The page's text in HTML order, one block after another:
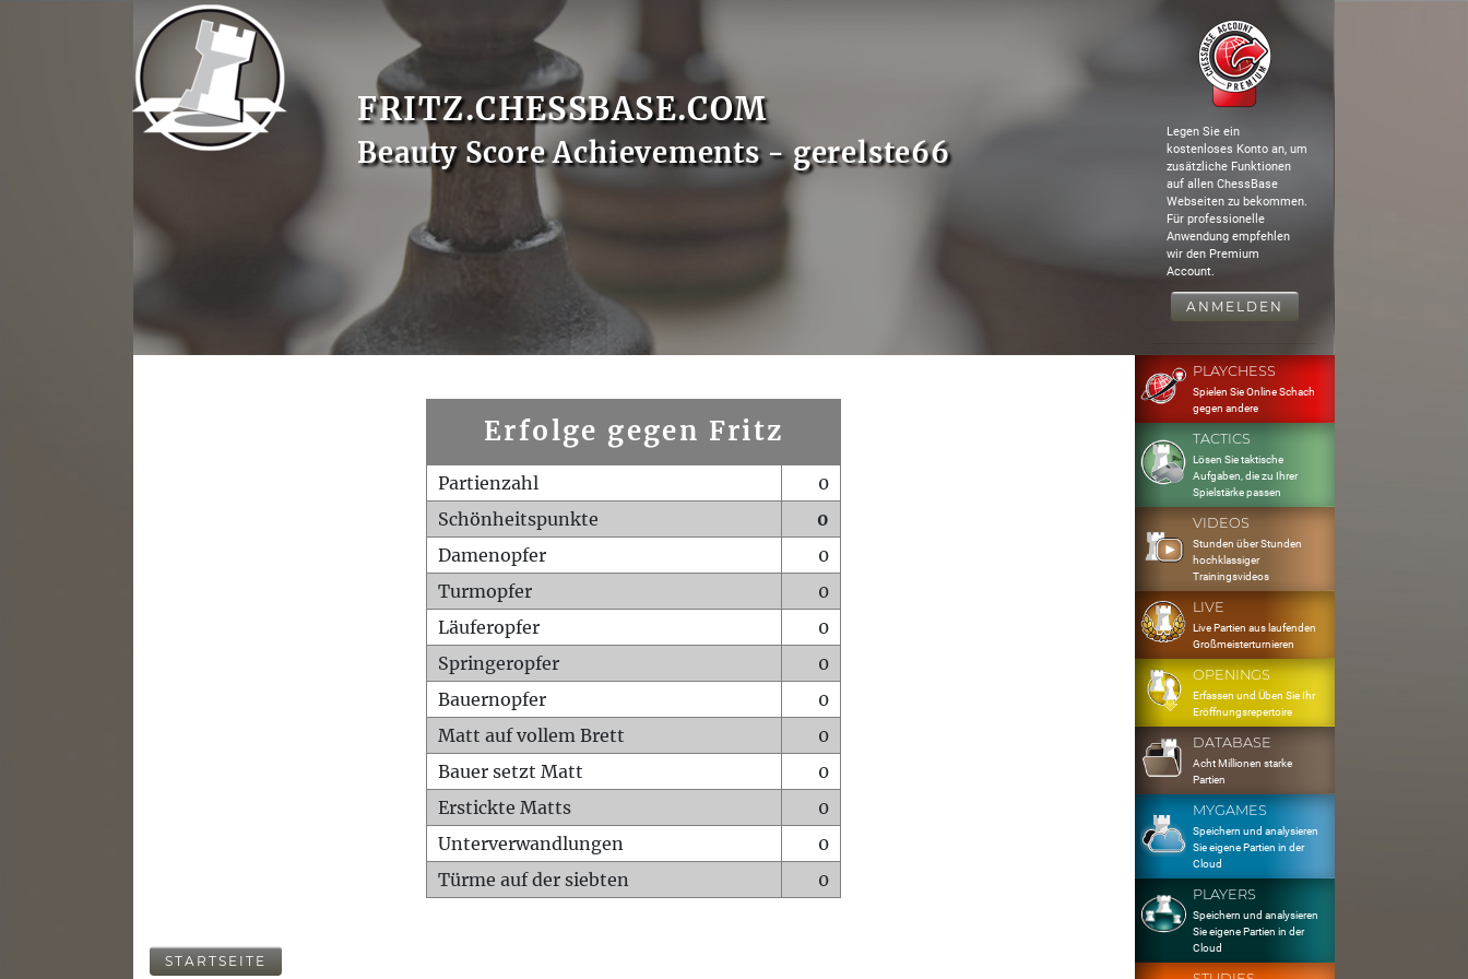
FRITZ.CHESSBASE.COM
Beauty Score Achievements - gerelste66
Legen Sie ein
kostenloses Konto an, um
zusätzliche Funktionen
auf allen ChessBase
Webseiten zu bekommen.
Für professionelle
Anwendung empfehlen
wir den Premium
Account.
ANMELDEN
Erfolge gegen Fritz
Partienzahl
0
Schönheitspunkte
0
Damenopfer
0
Turmopfer
0
Läuferopfer
0
Springeropfer
0
Bauernopfer
0
Matt auf vollem Brett
0
Bauer setzt Matt
0
Erstickte Matts
0
Unterverwandlungen
0
Türme auf der siebten
0
STARTSEITE
PLAYCHESS
Spielen Sie Online Schach
gegen andere
TACTICS
Lösen Sie taktische
Aufgaben, die zu Ihrer
Spielstärke passen
VIDEOS
Stunden über Stunden
hochklassiger
Trainingsvideos
LIVE
Live Partien aus laufenden
Großmeisterturnieren
OPENINGS
Erfassen und Üben Sie Ihr
Eröffnungsrepertoire
DATABASE
Acht Millionen starke
Partien
MYGAMES
Speichern und analysieren
Sie eigene Partien in der
Cloud
PLAYERS
Speichern und analysieren
Sie eigene Partien in der
Cloud